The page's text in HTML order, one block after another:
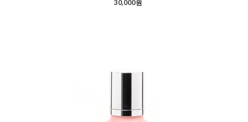
30,000원